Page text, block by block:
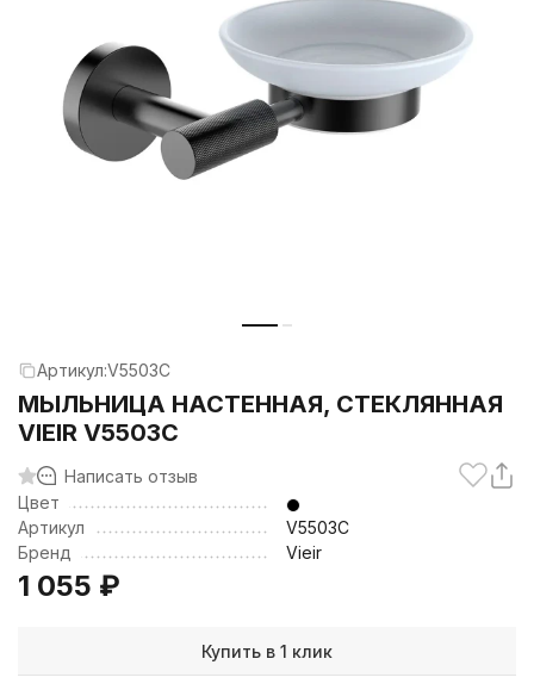
Артикул:V5503C
МЫЛЬНИЦА НАСТЕННАЯ, СТЕКЛЯННАЯ
VIEIR V5503C
Написать отзыв
Цвет
Артикул
V5503C
Бренд
Vieir
1 055 ₽
Купить в 1 клик